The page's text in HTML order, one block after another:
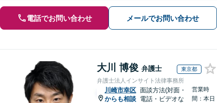
電話でお問い合わせ メールでお問い合わせ
大川 博俊 弁護士 東京都
弁護士法人インサイト法律事務所
川崎市幸区
からも相談
面談方法(対面・
電話・ビデオな
営業時
間：本日